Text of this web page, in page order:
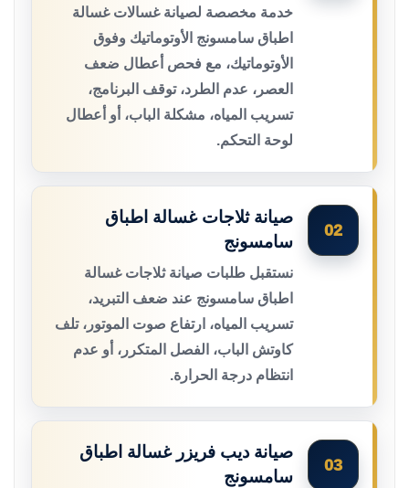
خدمة مخصصة لصيانة غسالات غسالة
اطباق سامسونج الأوتوماتيك وفوق
الأوتوماتيك، مع فحص أعطال ضعف
العصر، عدم الطرد، توقف البرنامج،
تسريب المياه، مشكلة الباب، أو أعطال
لوحة التحكم.
02
صيانة ثلاجات غسالة اطباق
سامسونج
نستقبل طلبات صيانة ثلاجات غسالة
اطباق سامسونج عند ضعف التبريد،
تسريب المياه، ارتفاع صوت الموتور، تلف
كاوتش الباب، الفصل المتكرر، أو عدم
انتظام درجة الحرارة.
03
صيانة ديب فريزر غسالة اطباق
سامسونج